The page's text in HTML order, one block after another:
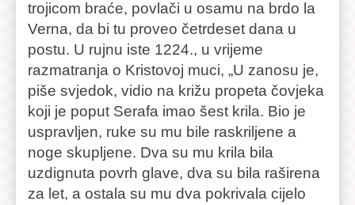
trojicom braće, povlači u osamu na brdo la
Verna, da bi tu proveo četrdeset dana u
postu. U rujnu iste 1224., u vrijeme
razmatranja o Kristovoj muci, „U zanosu je,
piše svjedok, vidio na križu propeta čovjeka
koji je poput Serafa imao šest krila. Bio je
uspravljen, ruke su mu bile raskriljene a
noge skupljene. Dva su mu krila bila
uzdignuta povrh glave, dva su bila raširena
za let, a ostala su mu dva pokrivala cijelo